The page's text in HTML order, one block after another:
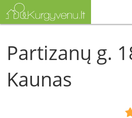
Partizanų g.
Kaunas